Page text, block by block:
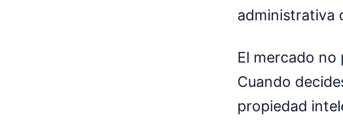
administrativa
El mercado no
Cuando
propiedad